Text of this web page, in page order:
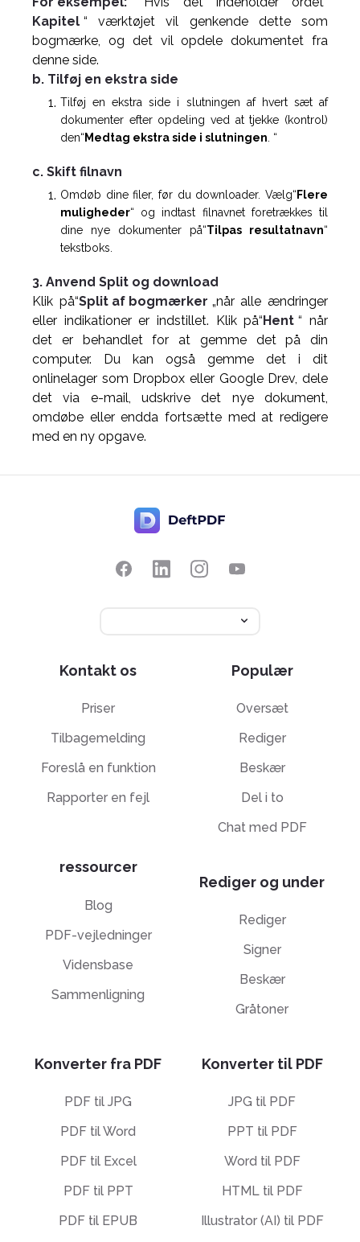
Kapitel “ værktøjet vil genkende dette som
bogmærke, og det vil opdele dokumentet fra
denne side.
b. Tilføj en ekstra side
Tilføj en ekstra side i slutningen af hvert sæt af
dokumenter efter opdeling ved at tjekke (kontrol)
den“ Medtag ekstra side i slutningen. “
c. Skift filnavn
Omdøb dine filer, før du downloader. Vælg“ Flere
muligheder“ og indtast filnavnet foretrækkes til
dine nye dokumenter på“Tilpas resultatnavn“
tekstboks.
3. Anvend Split og download
Klik på“Split af bogmærker „når alle ændringer
eller indikationer er indstillet. Klik på“ Hent “ når
det er behandlet for at gemme det på din
computer. Du kan også gemme det i dit
onlinelager som Dropbox eller Google Drev, dele
det via e-mail, udskrive det nye dokument,
omdøbe eller endda fortsætte med at redigere
med en ny opgave.
Kontakt os
Priser
Tilbagemelding
Foreslå en funktion
Rapporter en fejl
ressourcer
Blog
PDF-vejledninger
Vidensbase
Sammenligning
Populær
Oversæt
Rediger
Beskær
Del i to
Chat med PDF
Rediger og under
Rediger
Signer
Beskær
Gråtoner
Konverter fra PDF
PDF til JPG
PDF til Word
PDF til Excel
PDF til PPT
PDF til EPUB
Konverter til PDF
JPG til PDF
PPT til PDF
Word til PDF
HTML til PDF
Illustrator (AI) til PDF